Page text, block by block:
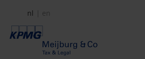
naar
Secundair
nl en